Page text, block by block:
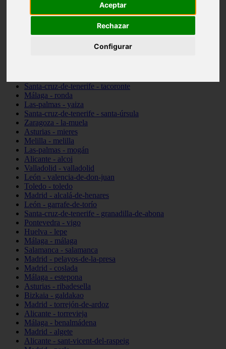
Aceptar
Rechazar
Configurar
Pontevedra - lalín
Cantabria - val-de-san-vicente
Santa-cruz-de-tenerife - tacoronte
Málaga - ronda
Las-palmas - yaiza
Santa-cruz-de-tenerife - santa-úrsula
Zaragoza - la-muela
Asturias - mieres
Melilla - melilla
Las-palmas - mogán
Alicante - alcoi
Valladolid - valladolid
León - valencia-de-don-juan
Toledo - toledo
Madrid - alcalá-de-henares
León - garrafe-de-torío
Santa-cruz-de-tenerife - granadilla-de-abona
Pontevedra - vigo
Huelva - lepe
Málaga - málaga
Salamanca - salamanca
Madrid - pelayos-de-la-presa
Madrid - coslada
Málaga - estepona
Asturias - ribadesella
Bizkaia - galdakao
Madrid - torrejón-de-ardoz
Alicante - torrevieja
Málaga - benalmádena
Madrid - algete
Alicante - sant-vicent-del-raspeig